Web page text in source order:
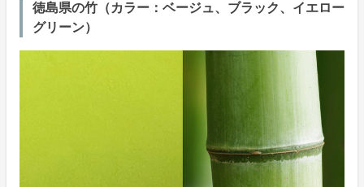
徳島県の竹（カラー：ベージュ、ブラック、イエロー
グリーン）